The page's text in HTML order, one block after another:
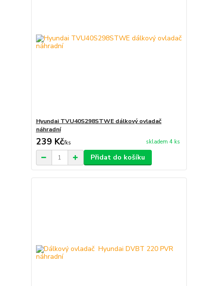
Hyundai TVU40S298STWE dálkový ovladač
náhradní
239 Kč/ks skladem 4 ks
Přidat do košíku